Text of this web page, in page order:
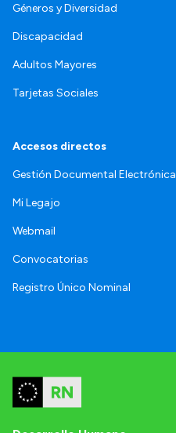
Géneros y Diversidad
Discapacidad
Adultos Mayores
Tarjetas Sociales
Accesos directos
Gestión Documental Electrónica
Mi Legajo
Webmail
Convocatorias
Registro Único Nominal